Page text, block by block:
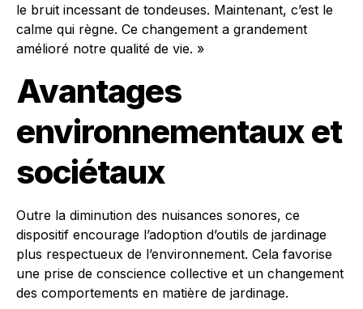
le bruit incessant de tondeuses. Maintenant, c’est le
calme qui règne. Ce changement a grandement
amélioré notre qualité de vie. »
Avantages
environnementaux et
sociétaux
Outre la diminution des nuisances sonores, ce
dispositif encourage l’adoption d’outils de jardinage
plus respectueux de l’environnement. Cela favorise
une prise de conscience collective et un changement
des comportements en matière de jardinage.